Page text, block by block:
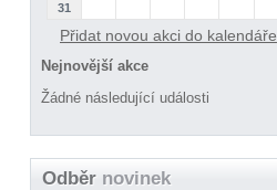
31
Přidat novou akci do kalendáře
Nejnovější akce
Žádné následující události
Odběr novinek